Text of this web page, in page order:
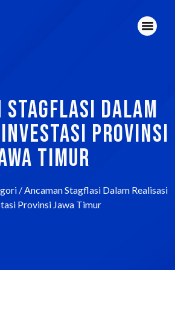
DALAM
PROVINSI
TIMUR
/ Ancaman Stagflasi Dalam Realisasi
Provinsi Jawa Timur